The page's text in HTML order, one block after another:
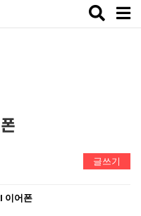
Toggle
글쓰기
이어폰